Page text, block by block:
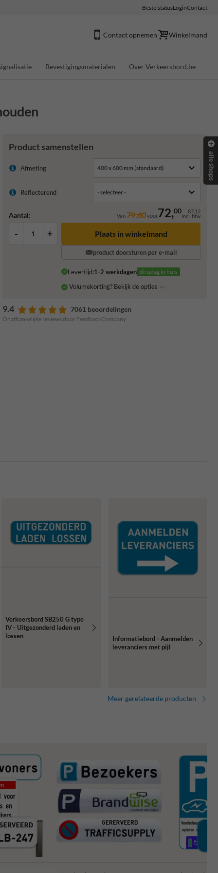
BestelstatusLoginContact
Contact opnemen Winkelmand
Bevestigingsmaterialen Over Verkeersbord.be
Product samenstellen
Afmeting
Reflecterend
Aantal: Van79,60voor72,00 87,12
incl. btw
- + Plaats in winkelmand
product doorsturen per e-mail
Levertijd:1-2 werkdagen dinsdag in huis
Volumekorting? Bekijk de opties
9.4 7061 beoordelingen
Onafhankelijke reviews door FeedbackCompany
Verkeersbord SB250 G type
IV - Uitgezonderd laden en
lossen
Informatiebord - Aanmelden
leveranciers met pijl
Meer gerelateerde producten
alle shops